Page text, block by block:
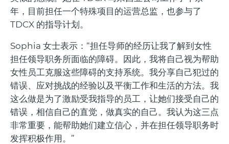
年，目前担任一个特殊项目的运营总监，也参与了
TDCX 的指导计划。
Sophia 女士表示：“担任导师的经历让我了解到女性
担任领导职务所面临的障碍。因此，我将自己视为帮助
女性员工克服这些障碍的支持系统。我分享自己犯过的
错误、应对挑战的经验以及平衡工作和生活的方法。我
这么做是为了激励受我指导的员工，让她们接受自己的
错误，相信自己的直觉，做真实的自己。我认为这三点
非常重要，能帮助她们建立信心，并在担任领导职务时
发挥积极作用。”